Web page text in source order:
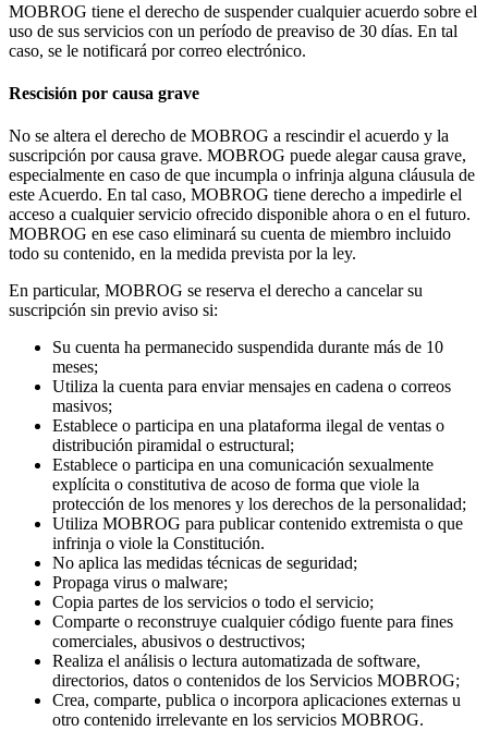
MOBROG tiene el derecho de suspender cualquier acuerdo sobre el
uso de sus servicios con un período de preaviso de 30 días. En tal
caso, se le notificará por correo electrónico.
Rescisión por causa grave
No se altera el derecho de MOBROG a rescindir el acuerdo y la
suscripción por causa grave. MOBROG puede alegar causa grave,
especialmente en caso de que incumpla o infrinja alguna cláusula de
este Acuerdo. En tal caso, MOBROG tiene derecho a impedirle el
acceso a cualquier servicio ofrecido disponible ahora o en el futuro.
MOBROG en ese caso eliminará su cuenta de miembro incluido
todo su contenido, en la medida prevista por la ley.
En particular, MOBROG se reserva el derecho a cancelar su
suscripción sin previo aviso si:
Su cuenta ha permanecido suspendida durante más de 10
meses;
Utiliza la cuenta para enviar mensajes en cadena o correos
masivos;
Establece o participa en una plataforma ilegal de ventas o
distribución piramidal o estructural;
Establece o participa en una comunicación sexualmente
explícita o constitutiva de acoso de forma que viole la
protección de los menores y los derechos de la personalidad;
Utiliza MOBROG para publicar contenido extremista o que
infrinja o viole la Constitución.
No aplica las medidas técnicas de seguridad;
Propaga virus o malware;
Copia partes de los servicios o todo el servicio;
Comparte o reconstruye cualquier código fuente para fines
comerciales, abusivos o destructivos;
Realiza el análisis o lectura automatizada de software,
directorios, datos o contenidos de los Servicios MOBROG;
Crea, comparte, publica o incorpora aplicaciones externas u
otro contenido irrelevante en los servicios MOBROG.